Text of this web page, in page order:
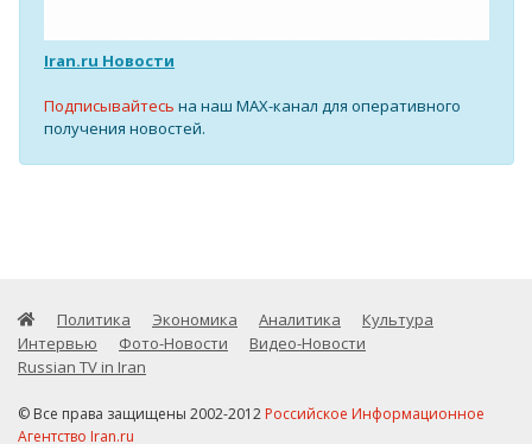
Iran.ru Новости
Подписывайтесь на наш MAX-канал для оперативного
получения новостей.
Политика Экономика Аналитика
Культура
Интервью
Фото-Новости
Видео-Новости
Russian TV in Iran
© Все права защищены 2002-2012 Российское Информационное
Агентство Iran.ru